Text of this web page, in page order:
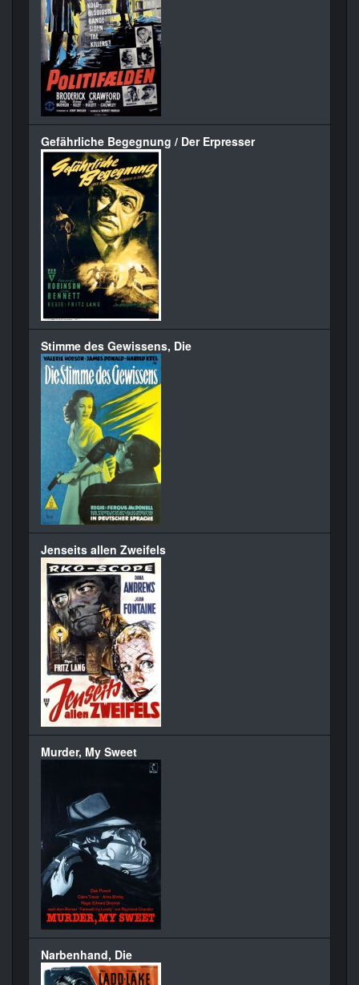
Gefährliche Begegnung / Der Erpresser
Stimme des Gewissens, Die
Jenseits allen Zweifels
Murder, My Sweet
Narbenhand, Die